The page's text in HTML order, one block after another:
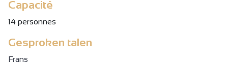
Capacité
14 personnes
Gesproken talen
Frans